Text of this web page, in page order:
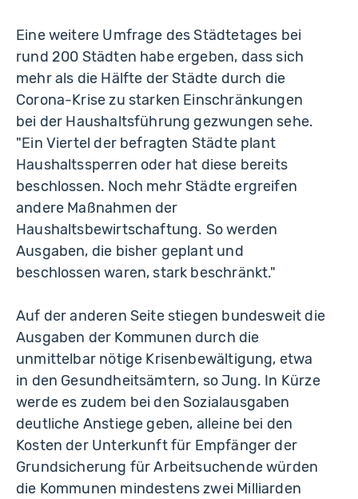
Eine weitere Umfrage des Städtetages bei
rund 200 Städten habe ergeben, dass sich
mehr als die Hälfte der Städte durch die
Corona-Krise zu starken Einschränkungen
bei der Haushaltsführung gezwungen sehe.
"Ein Viertel der befragten Städte plant
Haushaltssperren oder hat diese bereits
beschlossen. Noch mehr Städte ergreifen
andere Maßnahmen der
Haushaltsbewirtschaftung. So werden
Ausgaben, die bisher geplant und
beschlossen waren, stark beschränkt."
Auf der anderen Seite stiegen bundesweit die
Ausgaben der Kommunen durch die
unmittelbar nötige Krisenbewältigung, etwa
in den Gesundheitsämtern, so Jung. In Kürze
werde es zudem bei den Sozialausgaben
deutliche Anstiege geben, alleine bei den
Kosten der Unterkunft für Empfänger der
Grundsicherung für Arbeitsuchende würden
die Kommunen mindestens zwei Milliarden